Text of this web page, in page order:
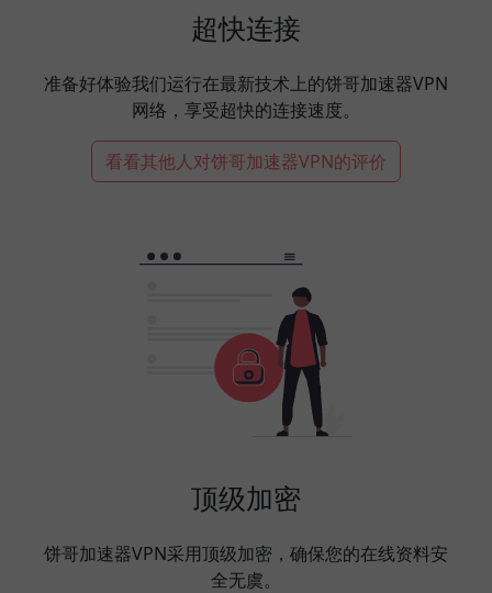
超快连接
准备好体验我们运行在最新技术上的饼哥加速器VPN
网络，享受超快的连接速度。
看看其他人对饼哥加速器VPN的评价
顶级加密
饼哥加速器VPN采用顶级加密，确保您的在线资料安
全无虞。